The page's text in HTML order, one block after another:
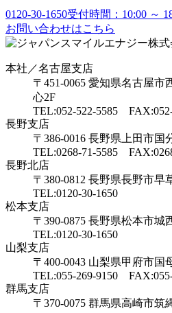
0120-30-1650受付時間：10:00 ～
お問い合わせはこちら
本社／名古屋支店
〒451-0065 愛知県名古屋
心2F
TEL:052-522-5585
長野支店
〒386-0016 長野県上田市国
TEL:0268-71-5585
長野北店
〒380-0812 長野県長野市早
TEL:0120-30-1650
松本支店
〒390-0875 長野県松本市城
TEL:0120-30-1650
山梨支店
〒400-0043 山梨県甲府市国
TEL:055-269-9150 FAX:055-
群馬支店
〒370-0075 群馬県高崎市筑